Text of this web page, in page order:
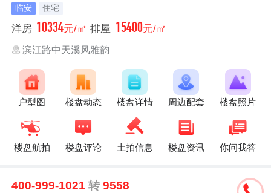
临安 住宅
洋房 10334元/㎡ 排屋 15400元/㎡
滨江路中天溪风雅韵
户型图 楼盘动态 楼盘详情 周边配套 楼盘照片
楼盘航拍 楼盘评论 土拍信息 楼盘资讯 你问我答
400-999-1021转 9558